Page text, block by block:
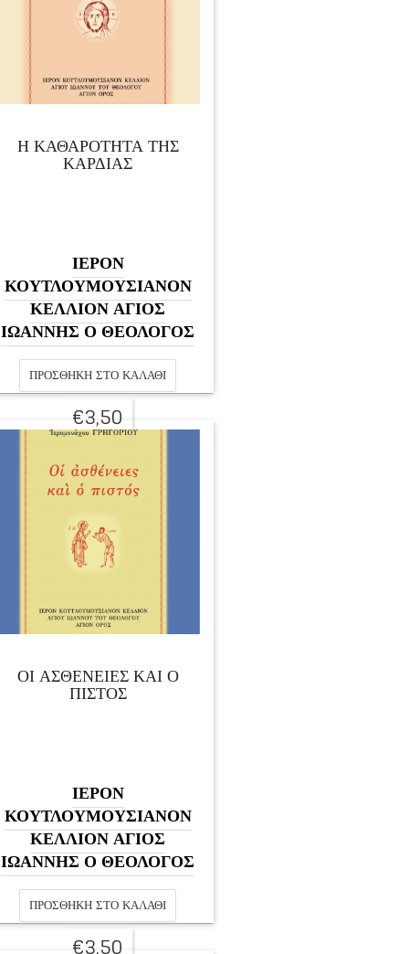
Η ΚΑΘΑΡΟΤΗΤΑ ΤΗΣ
ΚΑΡΔΙΑΣ
ΙΕΡΟΝ
ΚΟΥΤΛΟΥΜΟΥΣΙΑΝΟΝ
ΚΕΛΛΙΟΝ ΑΓΙΟΣ
ΙΩΑΝΝΗΣ Ο ΘΕΟΛΟΓΟΣ
ΠΡΟΣΘΉΚΗ ΣΤΟ ΚΑΛΆΘΙ
€3,50
ΟΙ ΑΣΘΕΝΕΙΕΣ ΚΑΙ Ο
ΠΙΣΤΟΣ
ΙΕΡΟΝ
ΚΟΥΤΛΟΥΜΟΥΣΙΑΝΟΝ
ΚΕΛΛΙΟΝ ΑΓΙΟΣ
ΙΩΑΝΝΗΣ Ο ΘΕΟΛΟΓΟΣ
ΠΡΟΣΘΉΚΗ ΣΤΟ ΚΑΛΆΘΙ
€3,50